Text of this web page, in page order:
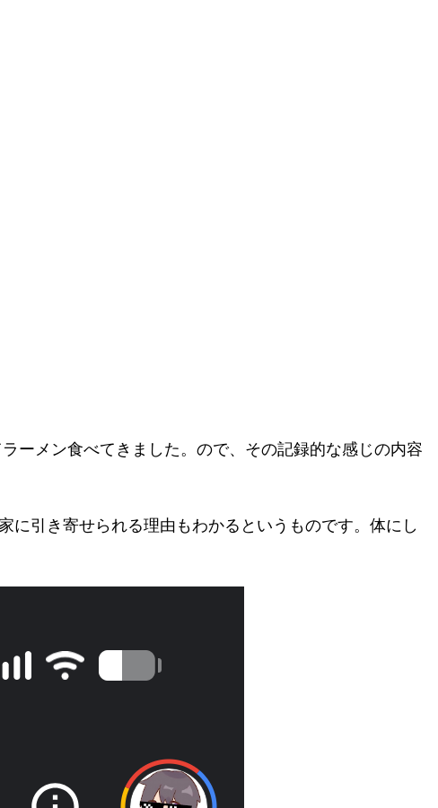
ーメン食べてきました。ので、その記録的な感じの内容
に引き寄せられる理由もわかるというものです。体にし